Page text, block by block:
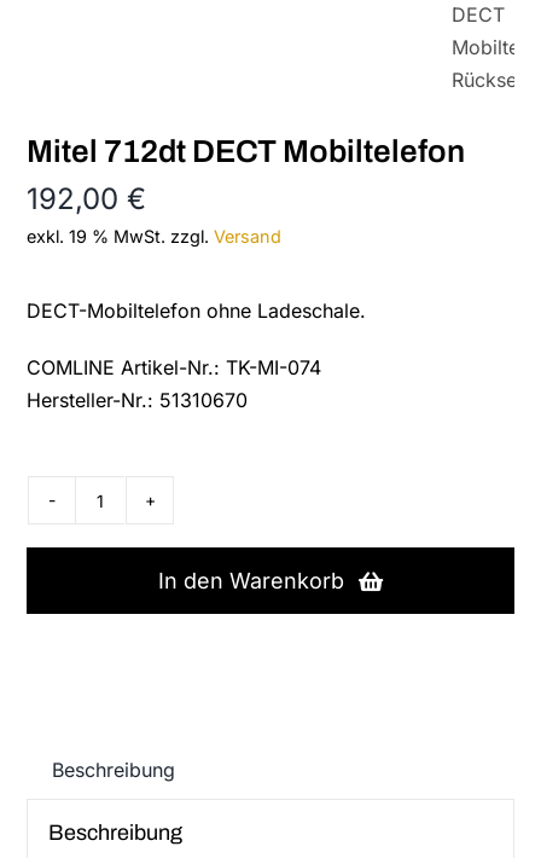
Mitel 712dt DECT Mobiltelefon
192,00€
exkl. 19 % MwSt. zzgl.Versand
DECT-Mobiltelefon ohne Ladeschale.
COMLINE Artikel-Nr.: TK-MI-074
Hersteller-Nr.: 51310670
Mitel
712dt
Mobiltelefon
In den Warenkorb
Beschreibung
Beschreibung